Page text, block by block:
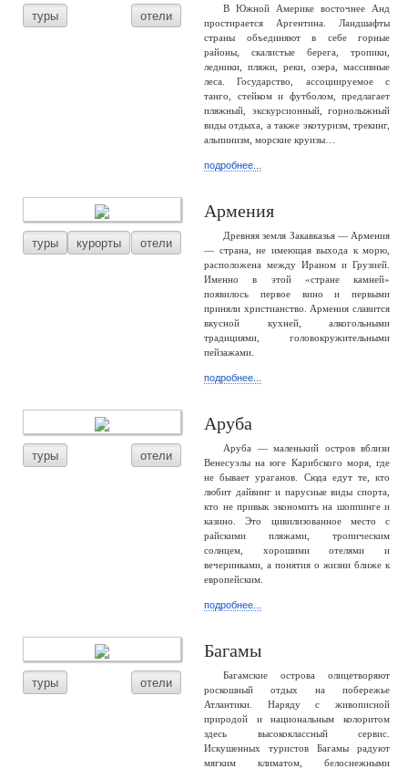
туры отели
В Южной Америке восточнее Анд
простирается Аргентина. Ландшафты
страны объединяют в себе горные
районы, скалистые берега, тропики,
ледники, пляжи, реки, озера, массивные
леса. Государство, ассоциируемое с
танго, стейком и футболом, предлагает
пляжный, экскурсионный, горнолыжный
виды отдыха, а также экотуризм, трекинг,
альпинизм, морские круизы…
подробнее...
туры курорты отели
Армения
Древняя земля Закавказья — Армения
— страна, не имеющая выхода к морю,
расположена между Ираном и Грузией.
Именно в этой «стране камней»
появилось первое вино и первыми
приняли христианство. Армения славится
вкусной кухней, алкогольными
традициями, головокружительными
пейзажами.
подробнее...
туры отели
Аруба
Аруба — маленький остров вблизи
Венесуэлы на юге Карибского моря, где
не бывает ураганов. Сюда едут те, кто
любит дайвинг и парусные виды спорта,
кто не привык экономить на шоппинге и
казино. Это цивилизованное место с
райскими пляжами, тропическим
солнцем, хорошими отелями и
вечеринками, а понятия о жизни ближе к
европейским.
подробнее...
туры отели
Багамы
Багамские острова олицетворяют
роскошный отдых на побережье
Атлантики. Наряду с живописной
природой и национальным колоритом
здесь высококлассный сервис.
Искушенных туристов Багамы радуют
мягким климатом, белоснежными